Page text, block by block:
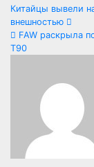
по
Китайцы вывели
внешностью
FAW раскрыла
T90